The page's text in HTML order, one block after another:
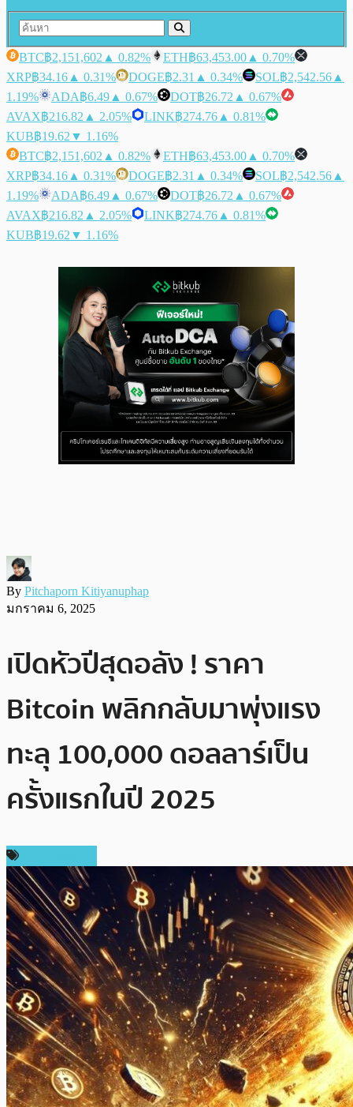
BTC฿2,151,602 ▲ 0.82% ETH฿63,453.00 ▲ 0.70%
XRP฿34.16 ▲ 0.31% DOGE฿2.31 ▲ 0.34% SOL฿2,542.56 ▲
1.19%
ADA฿6.49 ▲ 0.67% DOT฿26.72 ▲ 0.67%
AVAX฿216.82 ▲ 2.05% LINK฿274.76 ▲ 0.81%
KUB฿19.62 ▼ 1.16%
BTC฿2,151,602 ▲ 0.82% ETH฿63,453.00 ▲ 0.70%
XRP฿34.16 ▲ 0.31% DOGE฿2.31 ▲ 0.34% SOL฿2,542.56 ▲
1.19%
ADA฿6.49 ▲ 0.67% DOT฿26.72 ▲ 0.67%
AVAX฿216.82 ▲ 2.05% LINK฿274.76 ▲ 0.81%
KUB฿19.62 ▼ 1.16%
By Pitchaporn Kitiyanuphap
มกราคม 6, 2025
เปิดหัวปีสุดอลัง ! ราคา
Bitcoin พลิกกลับมาพุ่งแรง
ทะลุ 100,000 ดอลลาร์เป็น
ครั้งแรกในปี 2025